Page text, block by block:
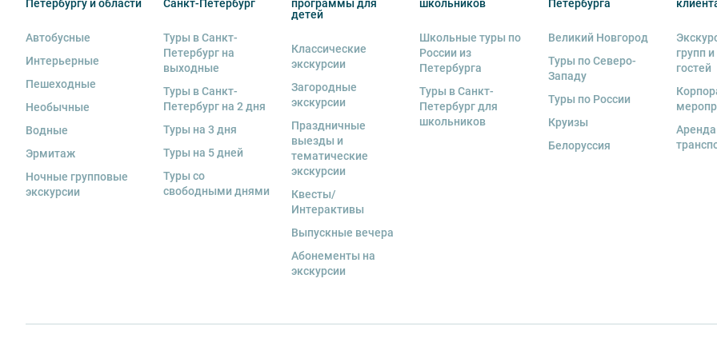
если экскурсионная программа отменяется по инициативе экскурсионного объекта. В случае
отмены экскурсии все денежные средства возвращаются клиенту в полном объеме.
11. Обращаем Ваше внимание, что
для групп менее 18 человек
, представляется микроавтобус.
12. На ряд экскурсий туроператор предоставляет в аренду аудиооборудование. Ответственность
за сохранность оборудования во время проведения экскурсионной программы возлагается на
экскурсанта. В случае утери или порчи оборудования экскурсант обязан возместить полную
стоимость комплекта в размере 5500 руб. 00 коп.
13. Для бронирования мест на заграничные экскурсии для каждого участника необходимо
предоставить ФИО, дату рождения, серию и номер заграничного паспорта
Петербургу и области
Автобусные
Интерьерные
Пешеходные
Необычные
Водные
Эрмитаж
Ночные групповые
экскурсии
Санкт-Петербург
Туры в Санкт-
Петербург на
выходные
Туры в Санкт-
Петербург на 2 дня
Туры на 3 дня
Туры на 5 дней
Туры со
свободными днями
программы для
детей
Классические
экскурсии
Загородные
экскурсии
Праздничные
выезды и
тематические
экскурсии
Квесты/
Интерактивы
Выпускные вечера
Абонементы на
экскурсии
школьников
Школьные туры по
России из
Петербурга
Туры в Санкт-
Петербург для
школьников
Петербурга
Великий Новгород
Туры по Северо-
Западу
Туры по России
Круизы
Белоруссия
групп
гостей